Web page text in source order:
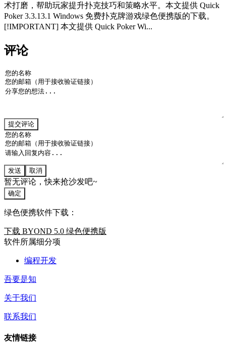
术打磨，帮助玩家提升扑克技巧和策略水平。本文提供 Quick
Poker 3.3.13.1 Windows 免费扑克牌游戏绿色便携版的下载。
[!IMPORTANT] 本文提供 Quick Poker Wi...
评论
提交评论
发送 取消
暂无评论，快来抢沙发吧~
确定
绿色便携软件下载：
下载 BYOND 5.0 绿色便携版
软件所属细分项
编程开发
吾要是知
关于我们
联系我们
友情链接